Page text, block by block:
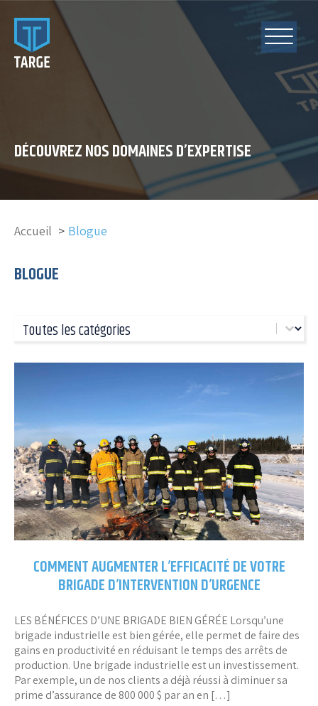
DÉCOUVREZ NOS DOMAINES D’EXPERTISE
Accueil Blogue
BLOGUE
Catégories
COMMENT AUGMENTER L’EFFICACITÉ DE VOTRE
BRIGADE D’INTERVENTION D’URGENCE
LES BÉNÉFICES D’UNE BRIGADE BIEN GÉRÉE Lorsqu’une
brigade industrielle est bien gérée, elle permet de faire des
gains en productivité en réduisant le temps des arrêts de
production. Une brigade industrielle est un investissement.
Par exemple, un de nos clients a déjà réussi à diminuer sa
prime d’assurance de 800 000 $ par an en […]